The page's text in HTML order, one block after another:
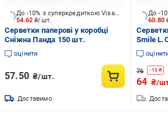
54.62₴/шт.
До -10% з суперкредиткою Visa Вигода
Серветки паперові у коробці
Сніжна Панда 150 шт.
оцінити
57.50 ₴/шт.
Доставимо
60.80
Smile
76 -12₴
64 ₴/